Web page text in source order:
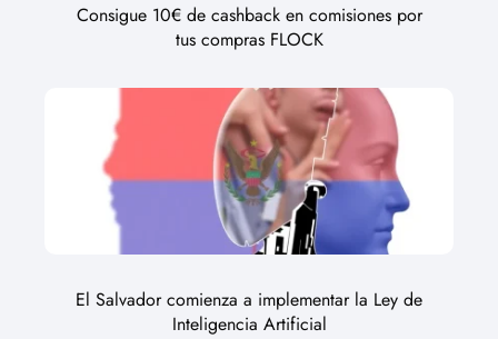
Consigue 10€ de cashback en comisiones por
tus compras FLOCK
El Salvador comienza a implementar la Ley de
Inteligencia Artificial